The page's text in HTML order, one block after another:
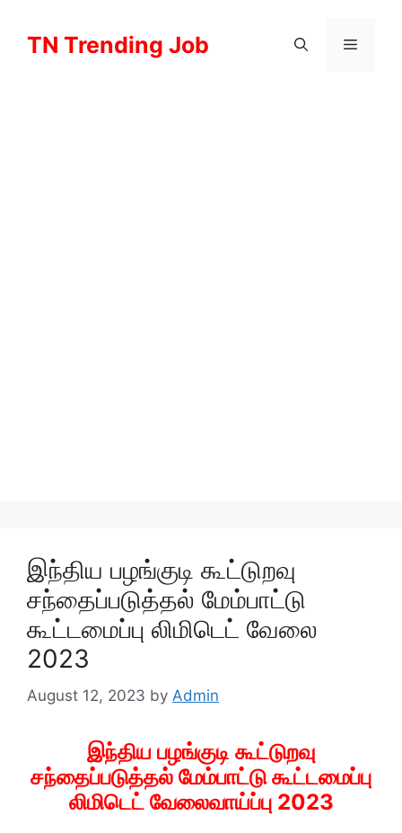
contentTN Trending Job Menu
இந்திய பழங்குடி கூட்டுறவு
சந்தைப்படுத்தல் மேம்பாட்டு
கூட்டமைப்பு லிமிடெட் வேலை
2023
August 12, 2023 by Admin
இந்திய பழங்குடி கூட்டுறவு
சந்தைப்படுத்தல் மேம்பாட்டு கூட்டமைப்பு
லிமிடெட் வேலைவாய்ப்பு 2023